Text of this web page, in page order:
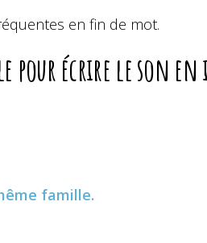
en fin de mot.
pour écrire le son
famille.